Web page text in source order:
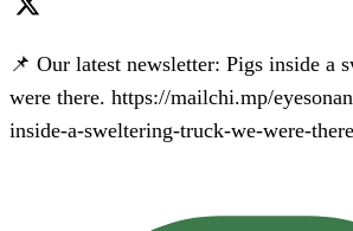
📌 Our latest newsletter: Pigs inside a
were there. https://mailchi.mp/
inside-a-sweltering-truck-we-were-